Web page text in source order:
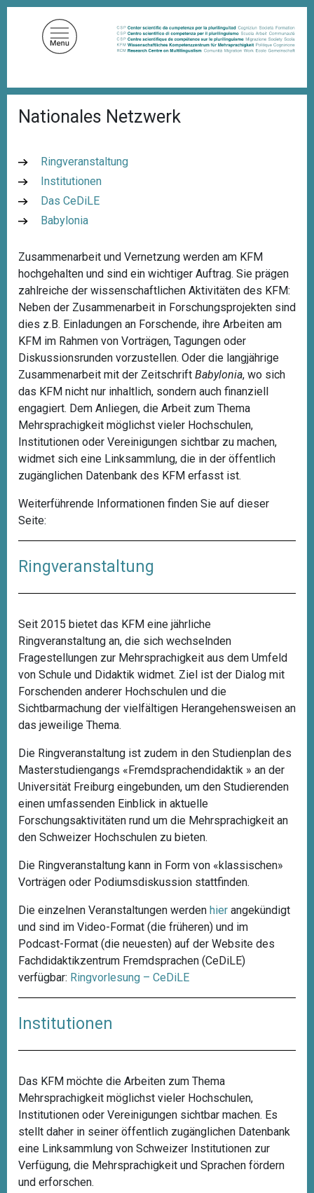
D
f
a
o
n
Nationales Netzwerk
Ringveranstaltung
Institutionen
Das CeDiLE
Babylonia
Zusammenarbeit und Vernetzung werden am KFM
hochgehalten und sind ein wichtiger Auftrag. Sie prägen
zahlreiche der wissenschaftlichen Aktivitäten des KFM:
Neben der Zusammenarbeit in Forschungsprojekten sind
dies z.B. Einladungen an Forschende, ihre Arbeiten am
KFM im Rahmen von Vorträgen, Tagungen oder
Diskussionsrunden vorzustellen. Oder die langjährige
Zusammenarbeit mit der Zeitschrift Babylonia, wo sich
das KFM nicht nur inhaltlich, sondern auch finanziell
engagiert. Dem Anliegen, die Arbeit zum Thema
Mehrsprachigkeit möglichst vieler Hochschulen,
Institutionen oder Vereinigungen sichtbar zu machen,
widmet sich eine Linksammlung, die in der öffentlich
zugänglichen Datenbank des KFM erfasst ist.
Weiterführende Informationen finden Sie auf dieser
Seite:
Ringveranstaltung
Seit 2015 bietet das KFM eine jährliche
Ringveranstaltung an, die sich wechselnden
Fragestellungen zur Mehrsprachigkeit aus dem Umfeld
von Schule und Didaktik widmet. Ziel ist der Dialog mit
Forschenden anderer Hochschulen und die
Sichtbarmachung der vielfältigen Herangehensweisen an
das jeweilige Thema.
Die Ringveranstaltung ist zudem in den Studienplan des
Masterstudiengangs «Fremdsprachendidaktik » an der
Universität Freiburg eingebunden, um den Studierenden
einen umfassenden Einblick in aktuelle
Forschungsaktivitäten rund um die Mehrsprachigkeit an
den Schweizer Hochschulen zu bieten.
Die Ringveranstaltung kann in Form von «klassischen»
Vorträgen oder Podiumsdiskussion stattfinden.
Die einzelnen Veranstaltungen werden hier angekündigt
und sind im Video-Format (die früheren) und im
Podcast-Format (die neuesten) auf der Website des
Fachdidaktikzentrum Fremdsprachen (CeDiLE)
verfügbar: Ringvorlesung – CeDiLE
Institutionen
Das KFM möchte die Arbeiten zum Thema
Mehrsprachigkeit möglichst vieler Hochschulen,
Institutionen oder Vereinigungen sichtbar machen. Es
stellt daher in seiner öffentlich zugänglichen Datenbank
eine Linksammlung von Schweizer Institutionen zur
Verfügung, die Mehrsprachigkeit und Sprachen fördern
und erforschen.